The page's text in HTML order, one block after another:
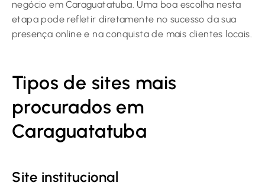
negócio em Caraguatatuba. Uma boa escolha nesta
etapa pode refletir diretamente no sucesso da sua
presença online e na conquista de mais clientes locais.
Tipos de sites mais
procurados em
Caraguatatuba
Site institucional